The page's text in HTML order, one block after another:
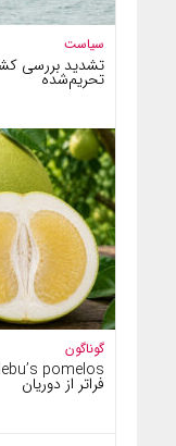
سیاست
تشدید بررسی
تحریم‌شده
گوناگون
فراتر از دوریان